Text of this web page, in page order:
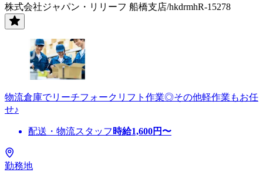
株式会社ジャパン・リリーフ 船橋支店/hkdrmhR-15278
物流倉庫でリーチフォークリフト作業◎その他軽作業もお任
せ♪
配送・物流スタッフ 時給1,600円〜
勤務地